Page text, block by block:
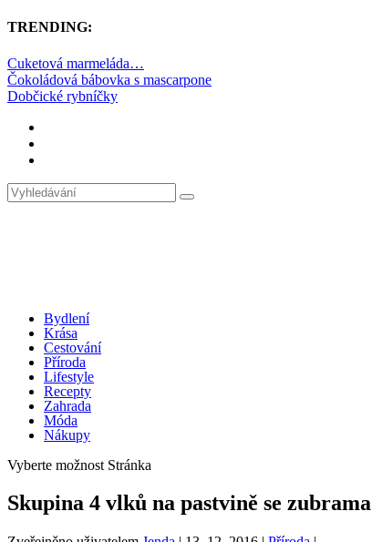
TRENDING:
Cuketová marmeláda…
Čokoládová bábovka s mascarpone
Dobčické rybníčky
Bydlení
Krása
Cestování
Příroda
Lifestyle
Recepty
Zahrada
Móda
Nákupy
Vyberte možnost Stránka
Skupina 4 vlků na pastvině se zubrama